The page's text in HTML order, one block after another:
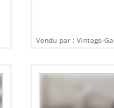
Vendu par : Vintage-